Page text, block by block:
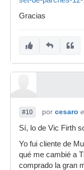
Gracias
#10 por cesaro
Sí, lo de Vic Firth
Yo fui cliente de
qué me cambié a
comprado la gran